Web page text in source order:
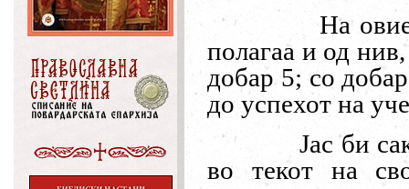
На
полагаа и од
добар 5; со
до успехот на
Јас би
во текот на